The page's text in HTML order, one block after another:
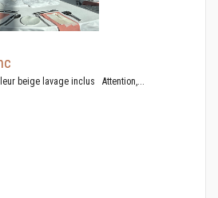
beige lavage inclus Attention,...